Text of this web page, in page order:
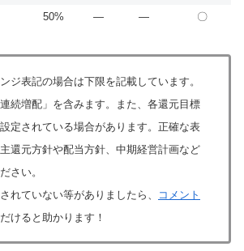
50% ― ― 〇
ジ表記の場合は下限を記載しています。
連続増配」を含みます。また、各還元目標
定されている場合があります。正確な表
還元方針や配当方針、中期経営計画など
さい。
れていない等がありましたら、
コメント
けると助かります！